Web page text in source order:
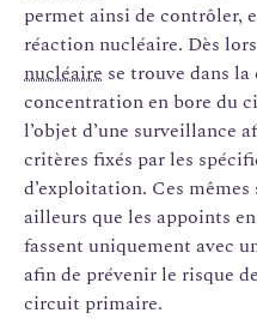
permet ainsi de contrôler,
réaction nucléaire. Dès
nucléaire se trouve dans
concentration en bore du
l’objet d’une surveillance
critères fixés par les
d’exploitation. Ces
ailleurs que les appoints
fassent uniquement avec
afin de prévenir le risque
circuit primaire.